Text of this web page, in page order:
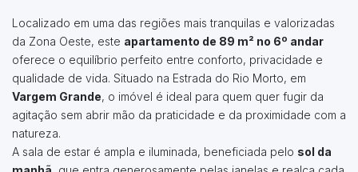
Localizado em uma das regiões mais tranquilas e valorizadas
da Zona Oeste, este apartamento de 89 m² no 6º andar
oferece o equilíbrio perfeito entre conforto, privacidade e
qualidade de vida. Situado na Estrada do Rio Morto, em
Vargem Grande, o imóvel é ideal para quem quer fugir da
agitação sem abrir mão da praticidade e da proximidade com a
natureza.
A sala de estar é ampla e iluminada, beneficiada pelo sol da